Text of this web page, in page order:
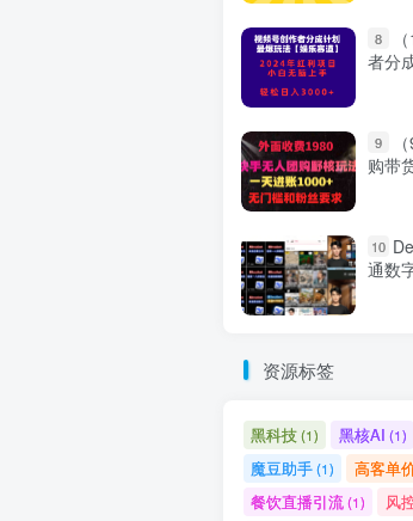
8
者分
9
购带
10
通数
资源标签
黑科技(1) 黑核AI (1)
魔豆助手(1) 高客单
餐饮直播引流(1) 风